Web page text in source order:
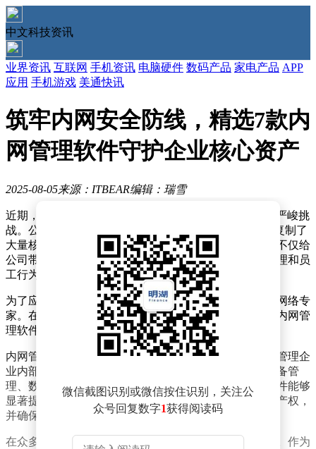
中文科技资讯
业界资讯 互联网 手机资讯 电脑硬件 数码产品 家电产品 APP
应用 手机游戏 美通快讯
筑牢内网安全防线，精选7款内
网管理软件守护企业核心资产
2025-08-05来源：ITBEAR编辑：瑞雪
近期，一家中型科技公司的IT负责人张经理面临了一个严峻挑
战。公司研发部的一位员工在离职前夕，私自利用U盘复制了
大量核心代码，并随后跳槽至竞争对手公司。这一事件不仅给
公司带来了直接的经济损失，更引发了管理层对内网管理和员
工行为监控的高度重视。
为了应对这一危机，公司寻求专业帮助，找到了我这位网络专
家。在深入了解需求后，我向他们推荐了一系列高效的内网管
理软件，旨在加强公司的内部网络安全。
内网管理软件，顾名思义，是一类专门设计用于监控和管理企
业内部网络的工具。其核心功能涵盖员工行为监控、设备管
理、数据防泄漏以及网络访问控制等多个方面。这类软件能够
显著提升员工工作效率，有效防范内部威胁，保护知识产权，
并确保企业合规。
在众多软件中，我特别推荐了域智盾这款国产优秀代表。作为
微信截图识别或微信按住识别，关注公
众号回复数字1获得阅读码